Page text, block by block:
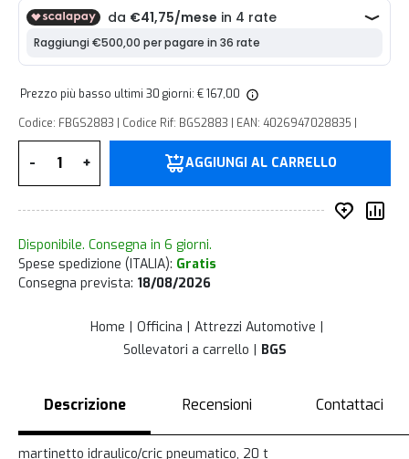
Prezzo più basso ultimi 30 giorni: € 167,00
Codice: FBGS2883 | Codice Rif: BGS2883 | EAN: 4026947028835 |
- + AGGIUNGI AL CARRELLO
Disponibile. Consegna in 6 giorni.
Spese spedizione (ITALIA): Gratis
Consegna prevista: 18/08/2026
Home Officina
Attrezzi Automotive
Sollevatori a carrello
BGS
Descrizione Recensioni Contattaci
martinetto idraulico/cric pneumatico, 20 t